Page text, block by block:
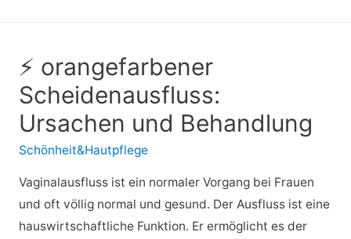
⚡ orangefarbener
Scheidenausfluss:
Ursachen und Behandlung
Schönheit&Hautpflege
Vaginalausfluss ist ein normaler Vorgang bei Frauen
und oft völlig normal und gesund. Der Ausfluss ist eine
hauswirtschaftliche Funktion. Er ermöglicht es der